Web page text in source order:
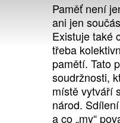
Paměť není
ani jen
Existuje také
třeba
pamětí. Tato
soudržnosti,
místě vytváří
národ.
a co „my“